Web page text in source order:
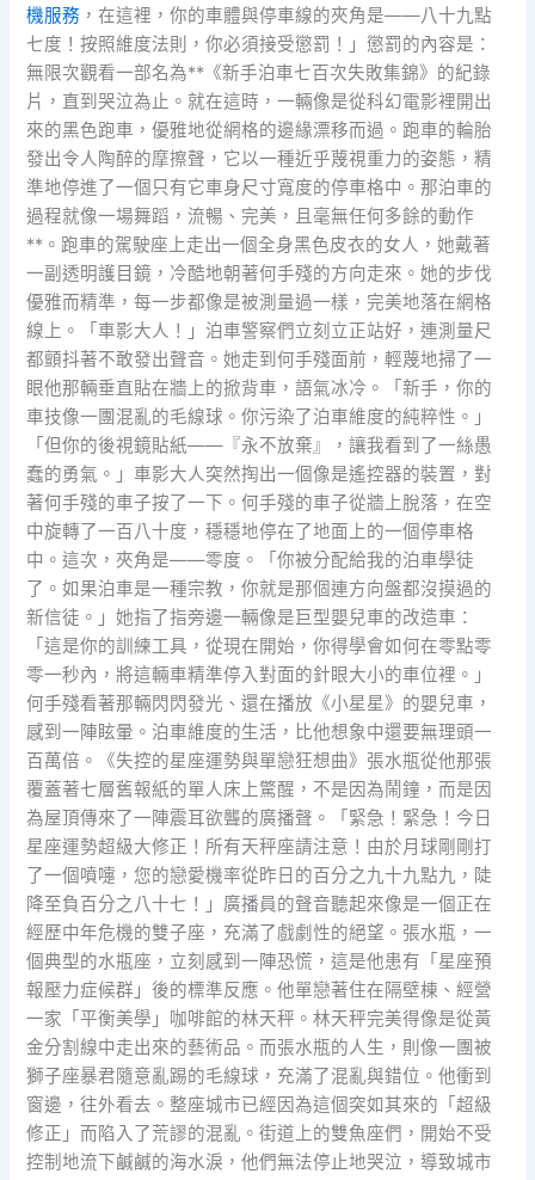
機服務 ，在這裡，你的車體與停車線的夾角是——八十九點
七度！按照維度法則，你必須接受懲罰！」懲罰的內容是：
無限次觀看一部名為**《新手泊車七百次失敗集錦》的紀錄
片，直到哭泣為止。就在這時，一輛像是從科幻電影裡開出
來的黑色跑車，優雅地從網格的邊緣漂移而過。跑車的輪胎
發出令人陶醉的摩擦聲，它以一種近乎蔑視重力的姿態，精
準地停進了一個只有它車身尺寸寬度的停車格中。那泊車的
過程就像一場舞蹈，流暢、完美，且毫無任何多餘的動作
**。跑車的駕駛座上走出一個全身黑色皮衣的女人，她戴著
一副透明護目鏡，冷酷地朝著何手殘的方向走來。她的步伐
優雅而精準，每一步都像是被測量過一樣，完美地落在網格
線上。「車影大人！」泊車警察們立刻立正站好，連測量尺
都顫抖著不敢發出聲音。她走到何手殘面前，輕蔑地掃了一
眼他那輛垂直貼在牆上的掀背車，語氣冰冷。「新手，你的
車技像一團混亂的毛線球。你污染了泊車維度的純粹性。」
「但你的後視鏡貼紙——『永不放棄』，讓我看到了一絲愚
蠢的勇氣。」車影大人突然掏出一個像是遙控器的裝置，對
著何手殘的車子按了一下。何手殘的車子從牆上脫落，在空
中旋轉了一百八十度，穩穩地停在了地面上的一個停車格
中。這次，夾角是——零度。「你被分配給我的泊車學徒
了。如果泊車是一種宗教，你就是那個連方向盤都沒摸過的
新信徒。」她指了指旁邊一輛像是巨型嬰兒車的改造車：
「這是你的訓練工具，從現在開始，你得學會如何在零點零
零一秒內，將這輛車精準停入對面的針眼大小的車位裡。」
何手殘看著那輛閃閃發光、還在播放《小星星》的嬰兒車，
感到一陣眩暈。泊車維度的生活，比他想象中還要無理頭一
百萬倍。《失控的星座運勢與單戀狂想曲》張水瓶從他那張
覆蓋著七層舊報紙的單人床上驚醒，不是因為鬧鐘，而是因
為屋頂傳來了一陣震耳欲聾的廣播聲。「緊急！緊急！今日
星座運勢超級大修正！所有天秤座請注意！由於月球剛剛打
了一個噴嚏，您的戀愛機率從昨日的百分之九十九點九，陡
降至負百分之八十七！」廣播員的聲音聽起來像是一個正在
經歷中年危機的雙子座，充滿了戲劇性的絕望。張水瓶，一
個典型的水瓶座，立刻感到一陣恐慌，這是他患有「星座預
報壓力症候群」後的標準反應。他單戀著住在隔壁棟、經營
一家「平衡美學」咖啡館的林天秤。林天秤完美得像是從黃
金分割線中走出來的藝術品。而張水瓶的人生，則像一團被
獅子座暴君隨意亂踢的毛線球，充滿了混亂與錯位。他衝到
窗邊，往外看去。整座城市已經因為這個突如其來的「超級
修正」而陷入了荒謬的混亂。街道上的雙魚座們，開始不受
控制地流下鹹鹹的海水淚，他們無法停止地哭泣，導致城市